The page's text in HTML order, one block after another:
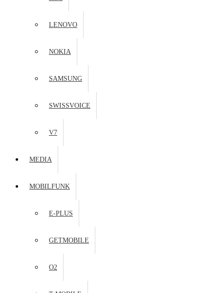
LENOVO
NOKIA
SAMSUNG
SWISSVOICE
V7
MEDIA
MOBILFUNK
E-PLUS
GETMOBILE
O2